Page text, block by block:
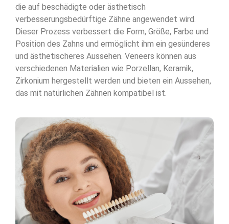
die auf beschädigte oder ästhetisch
verbesserungsbedürftige Zähne angewendet wird.
Dieser Prozess verbessert die Form, Größe, Farbe und
Position des Zahns und ermöglicht ihm ein gesünderes
und ästhetischeres Aussehen. Veneers können aus
verschiedenen Materialien wie Porzellan, Keramik,
Zirkonium hergestellt werden und bieten ein Aussehen,
das mit natürlichen Zähnen kompatibel ist.